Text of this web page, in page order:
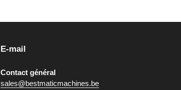
E-mail
Contact général
sales@bestmaticmachines.be